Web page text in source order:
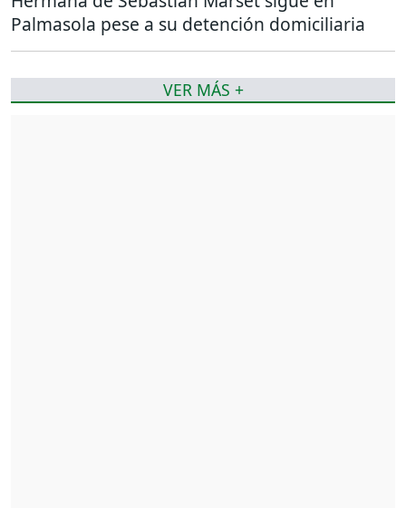
Palmasola pese a su detención domiciliaria
VER MÁS +